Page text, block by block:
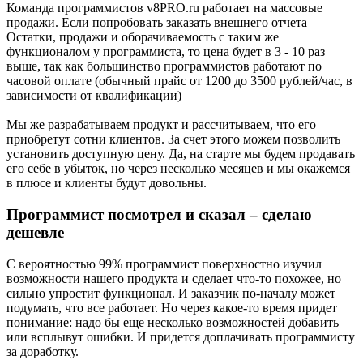
Команда программистов v8PRO.ru работает на массовые
продажи. Если попробовать заказать внешнего отчета
Остатки, продажи и оборачиваемость с таким же
функционалом у программиста, то цена будет в 3 - 10 раз
выше, так как большинство программистов работают по
часовой оплате (обычный прайс от 1200 до 3500 рублей/час, в
зависимости от квалификации)
Мы же разрабатываем продукт и рассчитываем, что его
приобретут сотни клиентов. За счет этого можем позволить
установить доступную цену. Да, на старте мы будем продавать
его себе в убыток, но через несколько месяцев и мы окажемся
в плюсе и клиенты будут довольны.
Программист посмотрел и сказал – сделаю
дешевле
С вероятностью 99% программист поверхностно изучил
возможности нашего продукта и сделает что-то похожее, но
сильно упростит функционал. И заказчик по-началу может
подумать, что все работает. Но через какое-то время придет
понимание: надо бы еще несколько возможностей добавить
или всплывут ошибки. И придется доплачивать программисту
за доработку.